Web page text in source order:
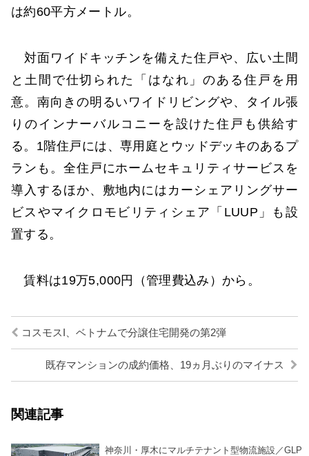
は約60平方メートル。
対面ワイドキッチンを備えた住戸や、広い土間
と土間で仕切られた「はなれ」のある住戸を用
意。南向きの明るいワイドリビングや、タイル張
りのインナーバルコニーを設けた住戸も供給す
る。1階住戸には、専用庭とウッドデッキのあるプ
ランも。全住戸にホームセキュリティサービスを
導入するほか、敷地内にはカーシェアリングサー
ビスやマイクロモビリティシェア「LUUP」も設
置する。
賃料は19万5,000円（管理費込み）から。
コスモスI、ベトナムで分譲住宅開発の第2弾
既存マンションの成約価格、19ヵ月ぶりのマイナス
関連記事
神奈川・厚木にマルチテナント型物流施設／GLP